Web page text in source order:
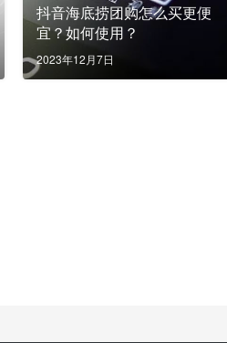
抖音海底捞团购怎么买更便
宜？如何使用？
2023年12月7日